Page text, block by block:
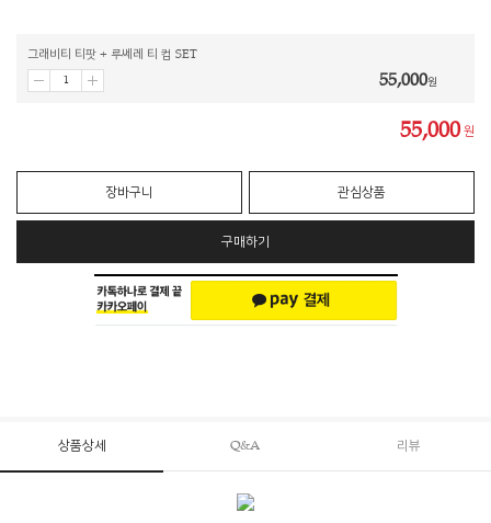
그래비티 티팟 + 루쎄레 티 컵 SET
55,000원
55,000 원
장바구니 관심상품
구매하기
상품상세 Q&A 리뷰